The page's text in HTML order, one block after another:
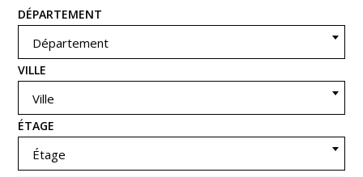
Recherche
DÉPARTEMENT
Département
VILLE
Ville
ÉTAGE
Étage